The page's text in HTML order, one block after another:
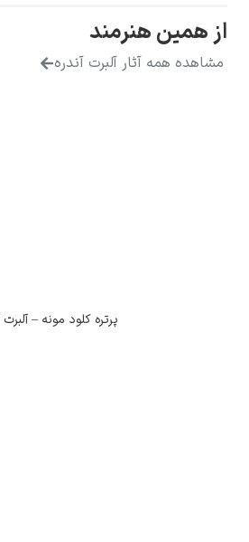
همین هنرمند
همه آثار آلبرت آندره
پرتره کلود مونه – آلبرت آندره